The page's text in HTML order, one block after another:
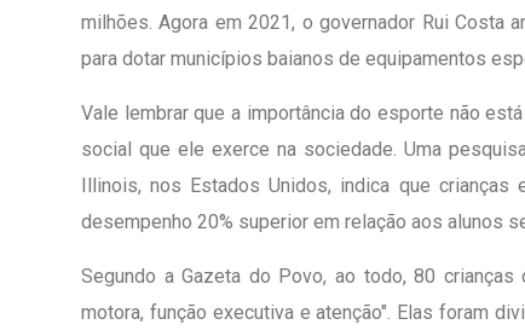
milhões. Agora em 2021, o governador Rui Costa
para dotar municípios baianos de equipamentos
Vale lembrar que a importância do esporte não
social que ele exerce na sociedade. Uma
Illinois, nos Estados Unidos, indica que
desempenho 20% superior em relação aos alunos
Segundo a Gazeta do Povo, ao todo, 80
motora, função executiva e atenção". Elas foram